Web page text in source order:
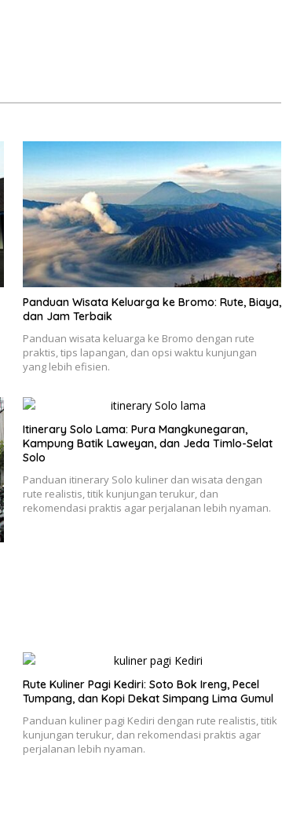
Panduan Wisata Keluarga ke Bromo: Rute, Biaya,
dan Jam Terbaik
Panduan wisata keluarga ke Bromo dengan rute
praktis, tips lapangan, dan opsi waktu kunjungan
yang lebih efisien.
Itinerary Solo Lama: Pura Mangkunegaran,
Kampung Batik Laweyan, dan Jeda Timlo-Selat
Solo
Panduan itinerary Solo kuliner dan wisata dengan
rute realistis, titik kunjungan terukur, dan
rekomendasi praktis agar perjalanan lebih nyaman.
Rute Kuliner Pagi Kediri: Soto Bok Ireng, Pecel
Tumpang, dan Kopi Dekat Simpang Lima Gumul
Panduan kuliner pagi Kediri dengan rute realistis, titik
kunjungan terukur, dan rekomendasi praktis agar
perjalanan lebih nyaman.